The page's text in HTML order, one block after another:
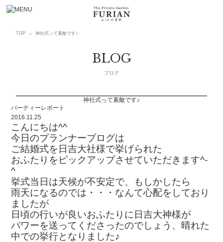
TOP 神社式って素敵です♪
BLOG
ブログ
神社式って素敵です♪
パーティーレポート
2016.11.25
こんにちは^^
今日のプランナーブログは
ご結婚式を日吉大社様で挙げられた
おふたりをピックアップさせていただきます^-
^
挙式当日は天候が不安定で、もしかしたら
雨天になるのでは・・・なんて心配をしており
ましたが
日頃の行いが良いおふたりに日吉大神様が
パワーを送ってくださったのでしょう、晴れた
中での挙行となりました♪